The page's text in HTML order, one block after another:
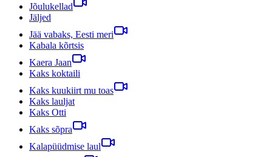
Jõulukellad
Jäljed
Jää vabaks, Eesti meri
Kabala kõrtsis
Kaera Jaan
Kaks koktaili
Kaks kuukiirt mu toas
Kaks lauljat
Kaks Otti
Kaks sõpra
Kalapüüdmise laul